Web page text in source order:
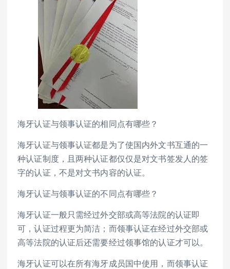
海牙认证与领事认证的相同点有哪些？
海牙认证与领事认证都是为了使国内外文书互通的一
种认证制度，且两种认证都仅仅是对文书签发人的签
字的认证，不是对文书内容的认证。
海牙认证与领事认证的不同点有哪些？
海牙认证一般只需经过外交部或高等法院的认证即
可，认证过程更为简洁；而领事认证在经过外交部或
高等法院的认证后还需要经过领事馆的认证才可以。
海牙认证可以在所有海牙成员国中使用，而领事认证